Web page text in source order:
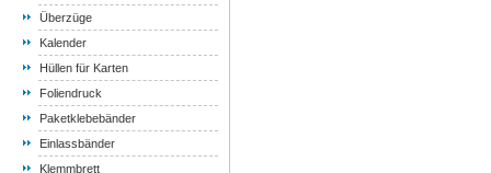
Überzüge
Kalender
Hüllen für Karten
Foliendruck
Paketklebebänder
Einlassbänder
Klemmbrett